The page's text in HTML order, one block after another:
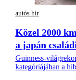
autós hír
Közel 2000
a japán
Guinness-
kategóriájában a